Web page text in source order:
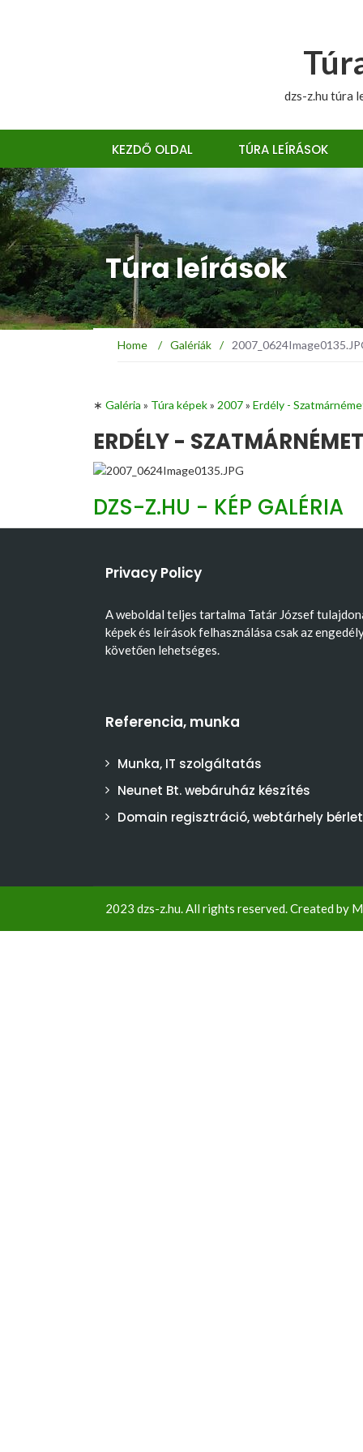
dzs-z.hu túra
KEZDŐ OLDAL TÚRA LEÍRÁSOK
Túra leírások
Home / Galériák /
∗ Galéria » Túra képek» 2007» Erdély -
ERDÉLY -
DZS-Z.HU - KÉP GALÉRIA
Privacy Policy
A weboldal teljes tartalma Tatár József
képek és leírások felhasználása csak az
követően lehetséges.
Referencia, munka
Munka, IT szolgáltatás
Neunet Bt. webáruház készítés
Domain regisztráció, webtárhely bérlet
2023 dzs-z.hu. All rights reserved. Created by